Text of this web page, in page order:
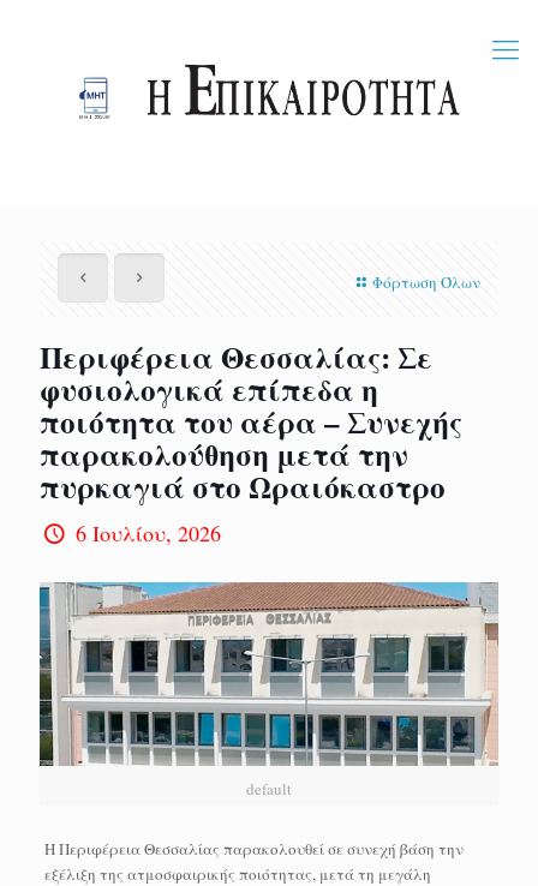
Φόρτωση Όλων
Περιφέρεια Θεσσαλίας: Σε
φυσιολογικά επίπεδα η
ποιότητα του αέρα – Συνεχής
παρακολούθηση μετά την
πυρκαγιά στο Ωραιόκαστρο
6 Ιουλίου, 2026
default
Η Περιφέρεια Θεσσαλίας παρακολουθεί σε συνεχή βάση την
εξέλιξη της ατμοσφαιρικής ποιότητας, μετά τη μεγάλη